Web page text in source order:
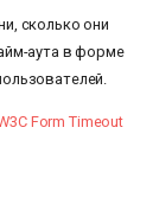
сколько они
аута в форме
Form Timeout